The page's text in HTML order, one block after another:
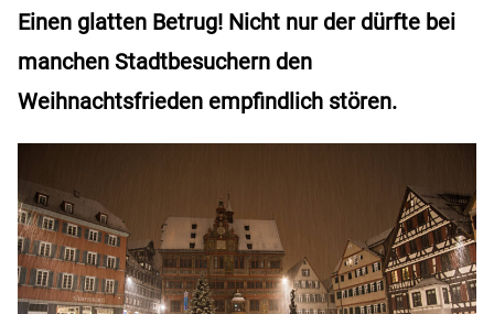
Einen glatten Betrug! Nicht nur der dürfte bei
manchen Stadtbesuchern den
Weihnachtsfrieden empfindlich stören.